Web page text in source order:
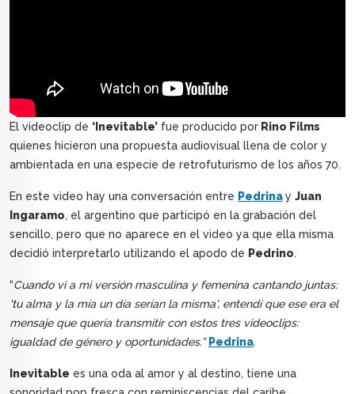
El videoclip de ‘Inevitable’ fue producido por Rino Films
quienes hicieron una propuesta audiovisual llena de color y
ambientada en una especie de retrofuturismo de los años 70.
En este video hay una conversación entre Pedrinay Juan
Ingaramo, el argentino que participó en la grabación del
sencillo, pero que no aparece en el video ya que ella misma
decidió interpretarlo utilizando el apodo de Pedrino.
“Cuando vi a mi versión masculina y femenina cantando juntas:
'tu alma y la mía un día serían la misma', entendí que ese era el
mensaje que quería transmitir con estos tres videoclips:
igualdad de género y oportunidades.” Pedrina.
Inevitable es una oda al amor y al destino, tiene una